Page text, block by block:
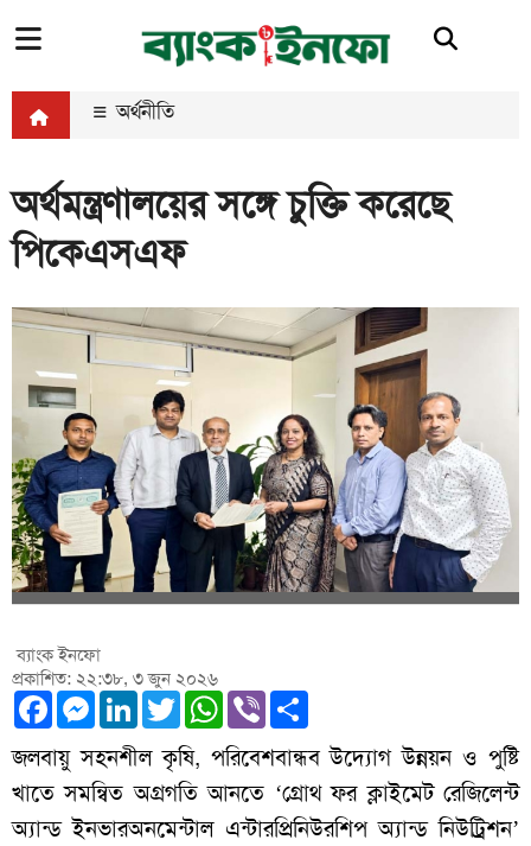
অর্থনীতি
অর্থমন্ত্রণালয়ের সঙ্গে চুক্তি করেছে
পিকেএসএফ
ব্যাংক ইনফো
প্রকাশিত: ২২:৩৮, ৩ জুন ২০২৬
Facebook
Messenger
LinkedIn
TwitterWhatsApp
Viber
জলবায়ু সহনশীল কৃষি, পরিবেশবান্ধব উদ্যোগ উন্নয়ন ও পুষ্টি
খাতে সমন্বিত অগ্রগতি আনতে ‘গ্রোথ ফর ক্লাইমেট রেজিলেন্ট
অ্যান্ড ইনভারঅনমেন্টাল এন্টারপ্রিনিউরশিপ অ্যান্ড নিউট্রিশন’